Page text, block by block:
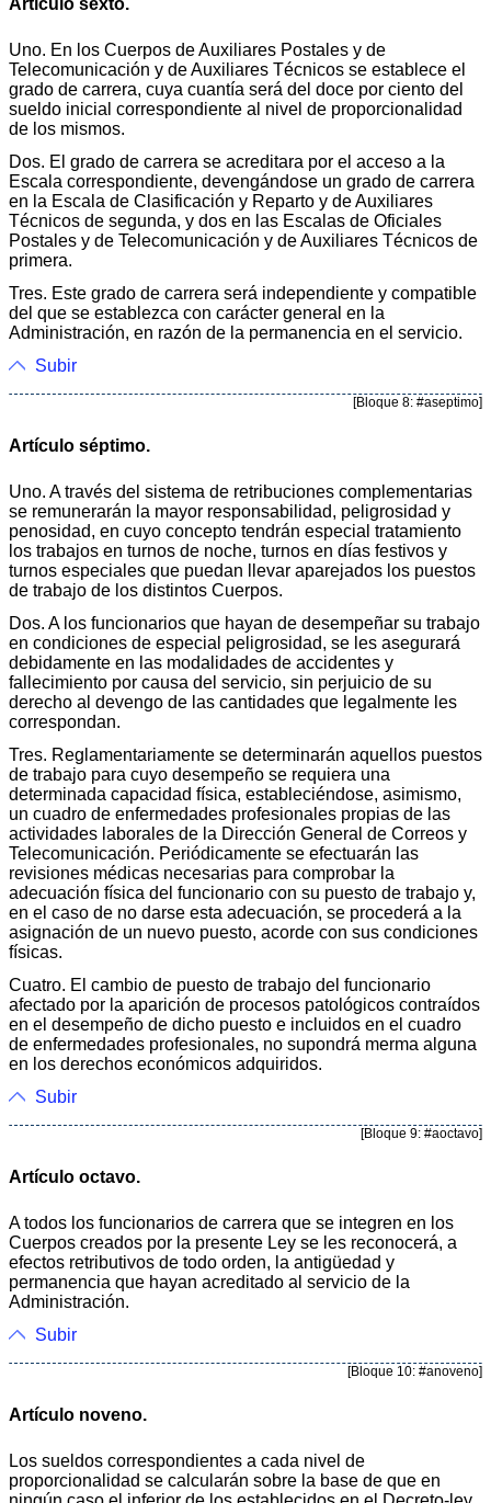
Artículo sexto.
Uno. En los Cuerpos de Auxiliares Postales y de
Telecomunicación y de Auxiliares Técnicos se establece el
grado de carrera, cuya cuantía será del doce por ciento del
sueldo inicial correspondiente al nivel de proporcionalidad
de los mismos.
Dos. El grado de carrera se acreditara por el acceso a la
Escala correspondiente, devengándose un grado de carrera
en la Escala de Clasificación y Reparto y de Auxiliares
Técnicos de segunda, y dos en las Escalas de Oficiales
Postales y de Telecomunicación y de Auxiliares Técnicos de
primera.
Tres. Este grado de carrera será independiente y compatible
del que se establezca con carácter general en la
Administración, en razón de la permanencia en el servicio.
Subir
[Bloque 8: #aseptimo]
Artículo séptimo.
Uno. A través del sistema de retribuciones complementarias
se remunerarán la mayor responsabilidad, peligrosidad y
penosidad, en cuyo concepto tendrán especial tratamiento
los trabajos en turnos de noche, turnos en días festivos y
turnos especiales que puedan llevar aparejados los puestos
de trabajo de los distintos Cuerpos.
Dos. A los funcionarios que hayan de desempeñar su trabajo
en condiciones de especial peligrosidad, se les asegurará
debidamente en las modalidades de accidentes y
fallecimiento por causa del servicio, sin perjuicio de su
derecho al devengo de las cantidades que legalmente les
correspondan.
Tres. Reglamentariamente se determinarán aquellos puestos
de trabajo para cuyo desempeño se requiera una
determinada capacidad física, estableciéndose, asimismo,
un cuadro de enfermedades profesionales propias de las
actividades laborales de la Dirección General de Correos y
Telecomunicación. Periódicamente se efectuarán las
revisiones médicas necesarias para comprobar la
adecuación física del funcionario con su puesto de trabajo y,
en el caso de no darse esta adecuación, se procederá a la
asignación de un nuevo puesto, acorde con sus condiciones
físicas.
Cuatro. El cambio de puesto de trabajo del funcionario
afectado por la aparición de procesos patológicos contraídos
en el desempeño de dicho puesto e incluidos en el cuadro
de enfermedades profesionales, no supondrá merma alguna
en los derechos económicos adquiridos.
Subir
[Bloque 9: #aoctavo]
Artículo octavo.
A todos los funcionarios de carrera que se integren en los
Cuerpos creados por la presente Ley se les reconocerá, a
efectos retributivos de todo orden, la antigüedad y
permanencia que hayan acreditado al servicio de la
Administración.
Subir
[Bloque 10: #anoveno]
Artículo noveno.
Los sueldos correspondientes a cada nivel de
proporcionalidad se calcularán sobre la base de que en